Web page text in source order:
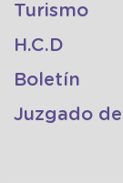
Turismo
H.C.D
Boletín
Juzgado